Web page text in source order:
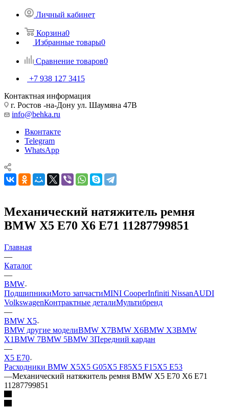
Личный кабинет
Корзина0
Избранные товары0
Сравнение товаров0
+7 938 127 3415
Контактная информация
г. Ростов -на-Дону ул. Шаумяна 47В
info@behka.ru
Вконтакте
Telegram
WhatsApp
Механический натяжитель ремня
BMW X5 E70 X6 E71 11287799851
Главная
—
Каталог
—
BMW
ПодшипникиМото запчастиMINI CooperInfiniti NissanAUDI
VolkswagenКонтрактные деталиМультибренд
—
BMW X5
BMW другие моделиBMW X7BMW X6BMW X3BMW
X1BMW 7BMW 5BMW 3Передний кардан
—
X5 E70
Расходники BMW X5X5 G05X5 F85X5 F15X5 E53
—Механический натяжитель ремня BMW X5 E70 X6 E71
11287799851